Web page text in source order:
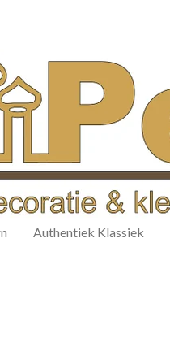
Authentiek Klassiek